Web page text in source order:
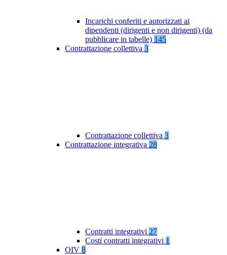
Incarichi conferiti e autorizzati ai
dipendenti (dirigenti e non dirigenti) (da
pubblicare in tabelle) 145
Contrattazione collettiva 3
Contrattazione collettiva 3
Contrattazione integrativa 28
Contratti integrativi 27
Costi contratti integrativi 1
OIV 8